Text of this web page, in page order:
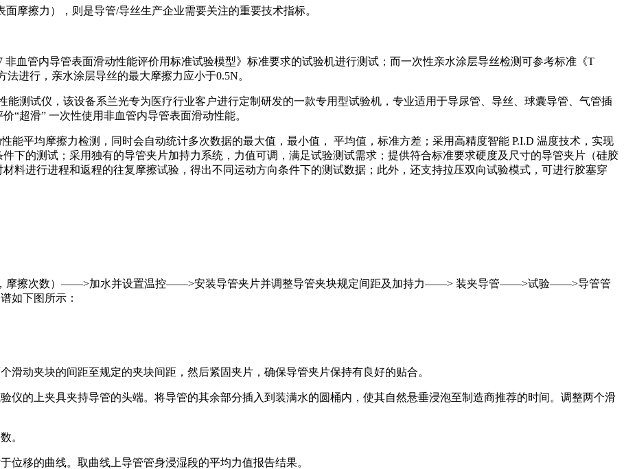
摩擦力），则是导管/导丝生产企业需要关注的重要技术指标。
非血管内导管表面滑动性能评价用标准试验模型》标准要求的试验机进行测试；而一次性亲水涂层导丝检测可参考标准《T
进行，亲水涂层导丝的最大摩擦力应小于0.5N。
能测试仪，该设备系兰光专为医疗行业客户进行定制研发的一款专用型试验机，专业适用于导尿管、导丝、球囊导管、气管插
“超滑” 一次性使用非血管内导管表面滑动性能。
能平均摩擦力检测，同时会自动统计多次数据的最大值，最小值， 平均值，标准方差；采用高精度智能 P.I.D 温度技术，实现
下的测试；采用独有的导管夹片加持力系统，力值可调，满足试验测试需求；提供符合标准要求硬度及尺寸的导管夹片（硅胶
料进行进程和返程的往复摩擦试验，得出不同运动方向条件下的测试数据；此外，还支持拉压双向试验模式，可进行胶塞穿
摩擦次数）——>加水并设置温控——>安装导管夹片并调整导管夹块规定间距及加持力——> 装夹导管——>试验——>导管管
如下图所示：
滑动夹块的间距至规定的夹块间距，然后紧固夹片，确保导管夹片保持有良好的贴合。
仪的上夹具夹持导管的头端。将导管的其余部分插入到装满水的圆桶内，使其自然悬垂浸泡至制造商推荐的时间。调整两个滑
。
位移的曲线。取曲线上导管管身浸湿段的平均力值报告结果。